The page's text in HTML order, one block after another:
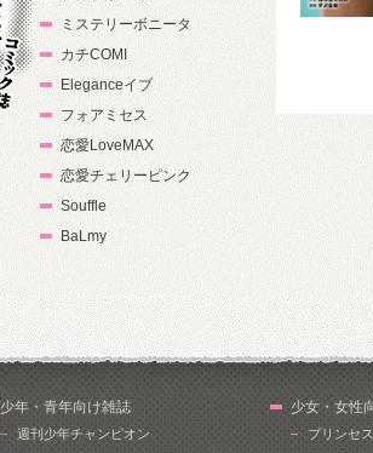
ミステリーボニータ
カチCOMI
Eleganceイブ
フォアミセス
恋愛LoveMAX
恋愛チェリーピンク
Souffle
BaLmy
少年・青年向け雑誌
週刊少年チャンピオン
少女・女性
プリンセス